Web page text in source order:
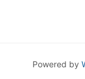
Powered by